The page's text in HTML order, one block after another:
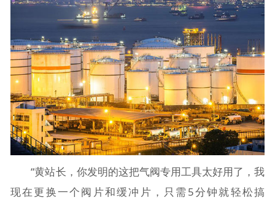
“黄站长，你发明的这把气阀专用工具太好用了，我
现在更换一个阀片和缓冲片，只需5分钟就轻松搞